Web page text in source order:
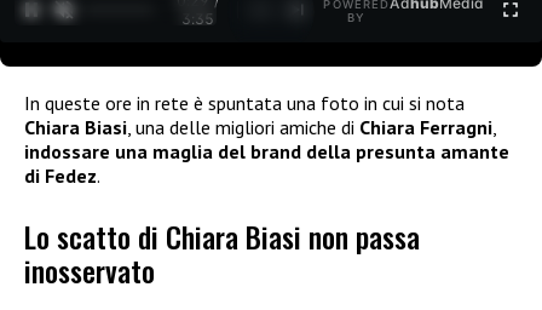
3:35
POWERED
BY
In queste ore in rete è spuntata una foto in cui si nota
Chiara Biasi , una delle migliori amiche di Chiara Ferragni
indossare una maglia del brand della presunta amante
di Fedez.
Lo scatto di Chiara Biasi non passa
inosservato